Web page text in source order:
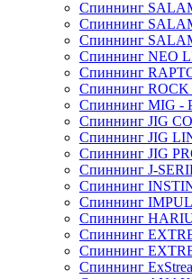
Спиннинг
Спиннинг
Спиннинг
Спиннинг NEO
Спиннинг
Спиннинг ROCK
Спиннинг MIG -
Спиннинг JIG
Спиннинг JIG
Спиннинг JIG
Спиннинг J-
Спиннинг
Спиннинг
Спиннинг
Спиннинг
Спиннинг
Спиннинг